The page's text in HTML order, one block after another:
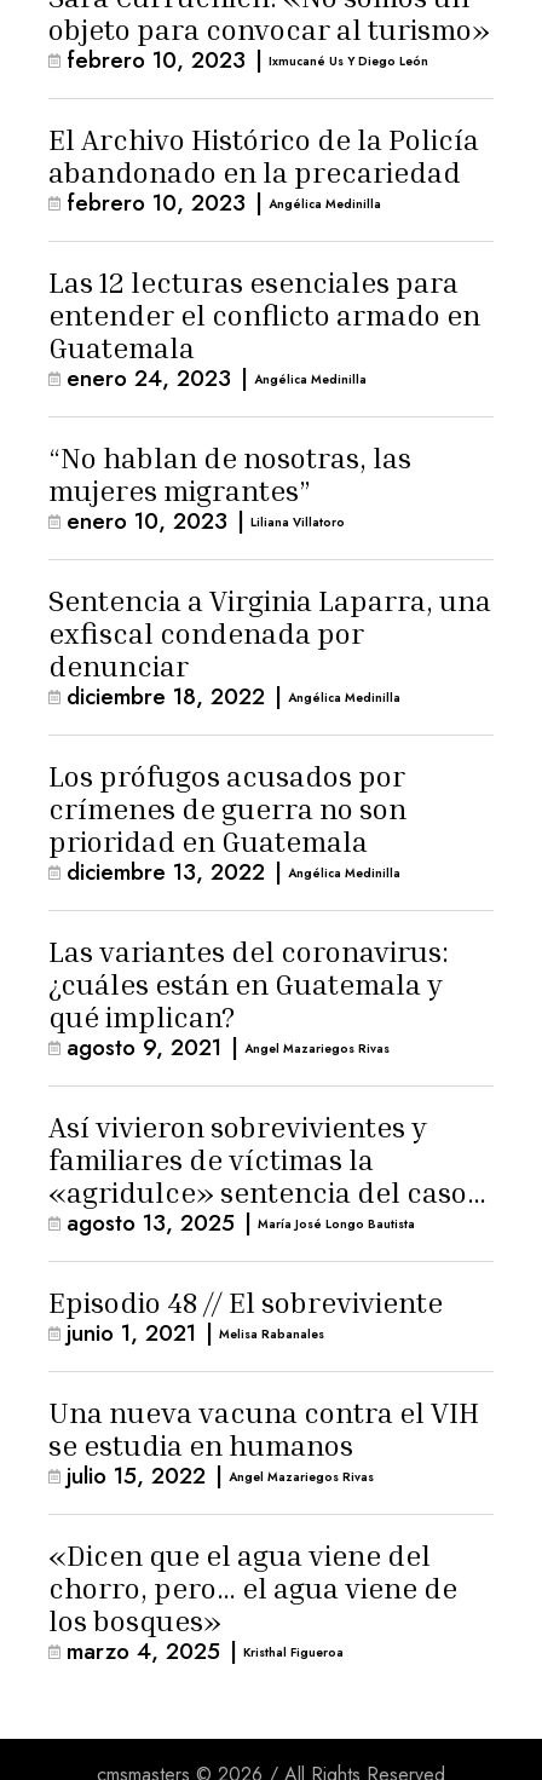
objeto para convocar al turismo»
febrero 10, 2023 | Ixmucané Us Y Diego León
El Archivo Histórico de la Policía
abandonado en la precariedad
febrero 10, 2023 | Angélica Medinilla
Las 12 lecturas esenciales para
entender el conflicto armado en
Guatemala
enero 24, 2023 | Angélica Medinilla
“No hablan de nosotras, las
mujeres migrantes”
enero 10, 2023 | Liliana Villatoro
Sentencia a Virginia Laparra, una
exfiscal condenada por
denunciar
diciembre 18, 2022 | Angélica Medinilla
Los prófugos acusados por
crímenes de guerra no son
prioridad en Guatemala
diciembre 13, 2022 | Angélica Medinilla
Las variantes del coronavirus:
¿cuáles están en Guatemala y
qué implican?
agosto 9, 2021 | Angel Mazariegos Rivas
Así vivieron sobrevivientes y
familiares de víctimas la
«agridulce» sentencia del caso
Hogar Seguro
agosto 13, 2025 | María José Longo Bautista
Episodio 48 // El sobreviviente
junio 1, 2021 | Melisa Rabanales
Una nueva vacuna contra el VIH
se estudia en humanos
julio 15, 2022 | Angel Mazariegos Rivas
«Dicen que el agua viene del
chorro, pero… el agua viene de
los bosques»
marzo 4, 2025 | Kristhal Figueroa